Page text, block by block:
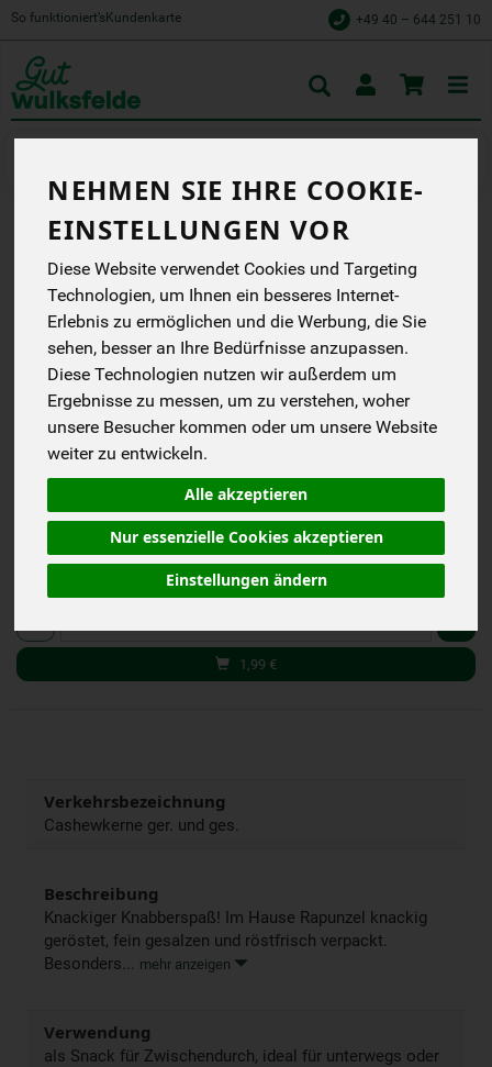
NEHMEN SIE IHRE COOKIE-
EINSTELLUNGEN VOR
Diese Website verwendet Cookies und Targeting
Technologien, um Ihnen ein besseres Internet-
Erlebnis zu ermöglichen und die Werbung, die Sie
sehen, besser an Ihre Bedürfnisse anzupassen.
Diese Technologien nutzen wir außerdem um
Ergebnisse zu messen, um zu verstehen, woher
unsere Besucher kommen oder um unsere Website
weiter zu entwickeln.
Alle akzeptieren
Nur essenzielle Cookies akzeptieren
Einstellungen ändern
So funktioniert’s Kundenkarte +49 40 – 644 251 10
CASHEWKERNE
GERÖSTET U. GESALZEN
Wir machen Bio aus
Liebe.
Rapunzel
1,99 € / 50 g
(39,80 € / kg)
inkl. 7% MwSt.
50 g
1,99 €
Verkehrsbezeichnung
Cashewkerne ger. und ges.
Beschreibung
Knackiger Knabberspaß! Im Hause Rapunzel knackig
geröstet, fein gesalzen und röstfrisch verpackt.
Besonders... mehr anzeigen
Verwendung
als Snack für Zwischendurch, ideal für unterwegs oder
Toggle
cart